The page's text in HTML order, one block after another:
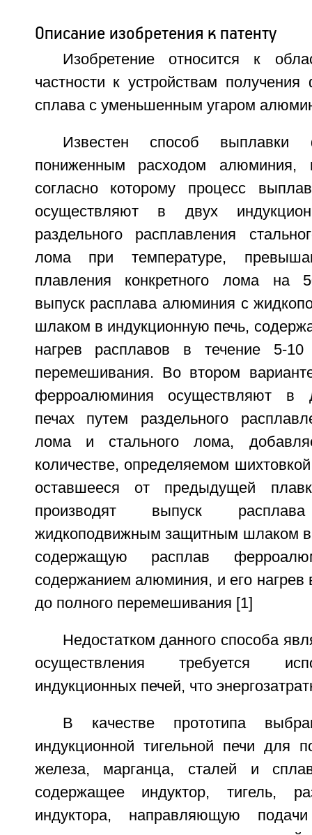
Описание изобретения к патенту
Изобретение относится к
частности к устройствам
сплава с уменьшенным угаром
Известен способ выплавки
пониженным расходом алюминия,
согласно которому процесс
осуществляют в двух
раздельного расплавления
лома при температуре,
плавления конкретного лома на
выпуск расплава алюминия с
шлаком в индукционную печь,
нагрев расплавов в течение 5-
перемешивания. Во втором
ферроалюминия осуществляют в
печах путем раздельного
лома и стального лома,
количестве, определяемом
оставшееся от предыдущей
производят выпуск
жидкоподвижным защитным шлаком в
содержащую расплав
содержанием алюминия, и его нагрев
до полного перемешивания [1]
Недостатком данного способа
осуществления требуется
индукционных печей, что
В качестве прототипа
индукционной тигельной печи для
железа, марганца, сталей и
содержащее индуктор, тигель,
индуктора, направляющую